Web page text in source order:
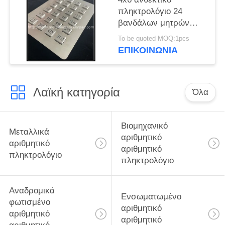
πληκτρολόγιο 24
βανδάλων μητρών
αναδρομικά
φωτισμένο βασικό
To be quoted MOQ:1pcs
ΕΠΙΚΟΙΝΩΝΊΑ
Λαϊκή κατηγορία Όλα
Μεταλλικά
αριθμητικό
πληκτρολόγιο
Βιομηχανικό
αριθμητικό
αριθμητικό
πληκτρολόγιο
Αναδρομικά
φωτισμένο
αριθμητικό
Ενσωματωμένο
αριθμητικό
αριθμητικό